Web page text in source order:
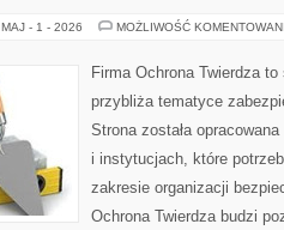
MAJ - 1 - 2026 MOŻLIWOŚĆ
Firma Ochrona Twierdza
przybliża tematyce
Strona została
i instytucjach, które
zakresie organizacji
Ochrona Twierdza budzi